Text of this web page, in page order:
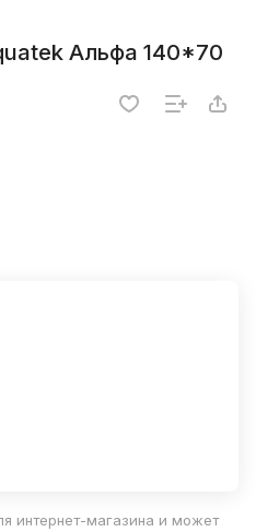
Альфа 140*70
интернет-магазина и может